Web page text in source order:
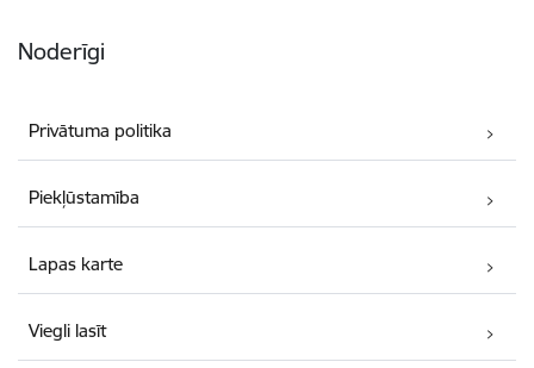
Noderīgi
Privātuma politika
Piekļūstamība
Lapas karte
Viegli lasīt